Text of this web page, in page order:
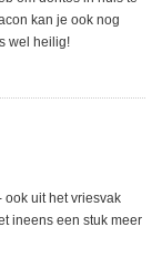
kan je ook nog
wel heilig!
ook uit het vriesvak
ineens een stuk meer